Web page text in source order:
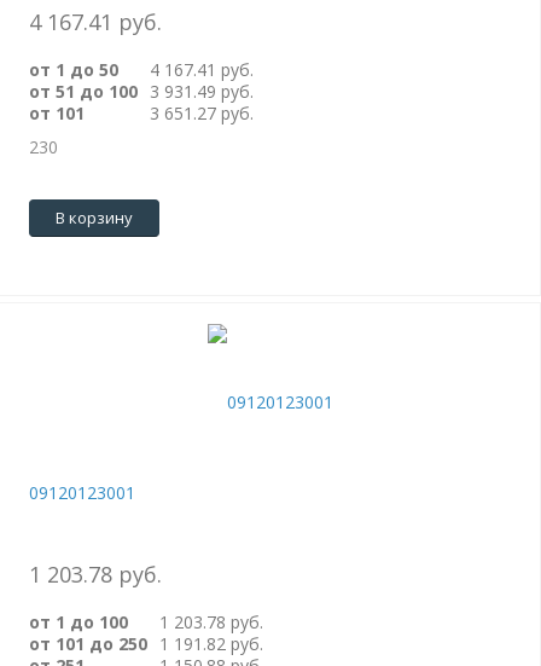
4 167.41 руб.
от 1 до 50
4 167.41 руб.
от 51 до 100 3 931.49 руб.
от 101
3 651.27 руб.
230
В корзину
09120123001
1 203.78 руб.
от 1 до 100
1 203.78 руб.
от 101 до 250 1 191.82 руб.